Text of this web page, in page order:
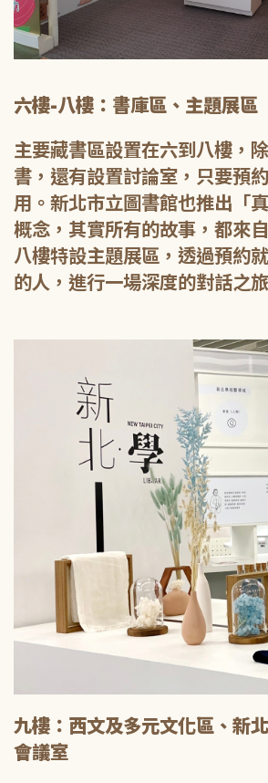
六樓-八樓：書庫區、主題展區
主要藏書區設置在六到八樓，
書，還有設置討論室，只要預
用。新北市立圖書館也推出「
概念，其實所有的故事，都來
八樓特設主題展區，透過預約
的人，進行一場深度的對話之旅
九樓：西文及多元文化區、新
會議室